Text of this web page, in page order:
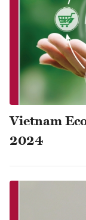
Vietnam
2024